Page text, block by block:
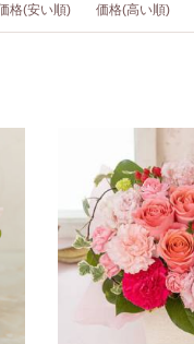
格(安い順) 価格(高い順)